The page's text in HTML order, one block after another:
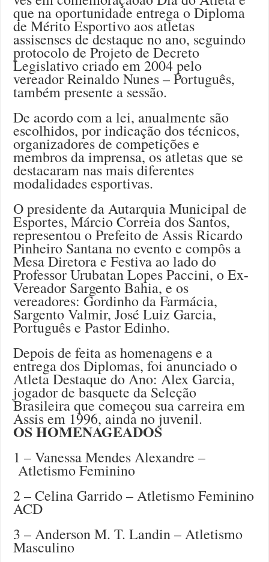
que na oportunidade entrega o Diploma
de Mérito Esportivo aos atletas
assisenses de destaque no ano, seguindo
protocolo de Projeto de Decreto
Legislativo criado em 2004 pelo
vereador Reinaldo Nunes – Português,
também presente a sessão.
De acordo com a lei, anualmente são
escolhidos, por indicação dos técnicos,
organizadores de competições e
membros da imprensa, os atletas que se
destacaram nas mais diferentes
modalidades esportivas.
O presidente da Autarquia Municipal de
Esportes, Márcio Correia dos Santos,
representou o Prefeito de Assis Ricardo
Pinheiro Santana no evento e compôs a
Mesa Diretora e Festiva ao lado do
Professor Urubatan Lopes Paccini, o Ex-
Vereador Sargento Bahia, e os
vereadores: Gordinho da Farmácia,
Sargento Valmir, José Luiz Garcia,
Português e Pastor Edinho.
Depois de feita as homenagens e a
entrega dos Diplomas, foi anunciado o
Atleta Destaque do Ano: Alex Garcia,
jogador de basquete da Seleção
Brasileira que começou sua carreira em
Assis em 1996, ainda no juvenil.
OS HOMENAGEADOS
1 – Vanessa Mendes Alexandre –
Atletismo Feminino
2 – Celina Garrido – Atletismo Feminino
ACD
3 – Anderson M. T. Landin – Atletismo
Masculino